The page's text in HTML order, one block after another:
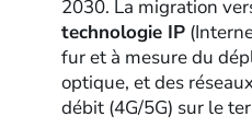
2030. La migration
technologie IP
fur et à mesure du
optique, et des
débit (4G/5G) sur le